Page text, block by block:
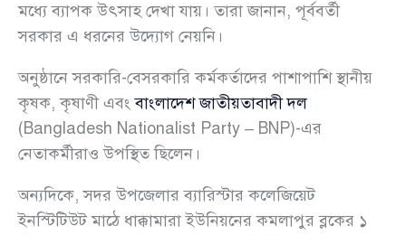
মধ্যে ব্যাপক উৎসাহ দেখা যায়। তারা জানান, পূর্ববর্তী
সরকার এ ধরনের উদ্যোগ নেয়নি।
অনুষ্ঠানে সরকারি-বেসরকারি কর্মকর্তাদের পাশাপাশি স্থানীয়
কৃষক, কৃষাণী এবংবাংলাদেশ জাতীয়তাবাদী দল
(Bangladesh Nationalist Party – BNP)-এর
নেতাকর্মীরাও উপস্থিত ছিলেন।
অন্যদিকে, সদর উপজেলার ব্যারিস্টার কলেজিয়েট
ইনস্টিটিউট মাঠে ধাক্কামারা ইউনিয়নের কমলাপুর ব্লকের ১